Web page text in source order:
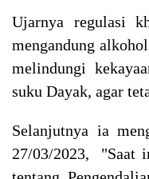
Ujarnya regulasi
mengandung
melindungi
suku Dayak, agar
Selanjutnya ia
27/03/2023, "Saat